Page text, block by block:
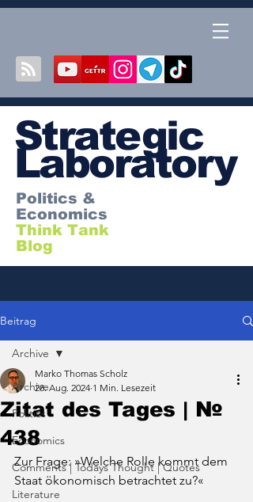
Strategic
Laboratory
Politics &
Economics
Think Tank
Blog
Beitrag
Archive
Politics
Economics
Comments | Todays Thought | Quotes
Literature
Archive
Zitat des Tages | №
438
Marko Thomas Scholz
28. Aug. 2024 1 Min. Lesezeit
Zur Frage: »Welche Rolle kommt dem
Staat ökonomisch betrachtet zu?«